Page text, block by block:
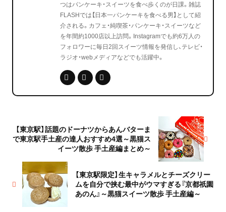
つはパンケーキ・スイーツを食べ歩くのが日課。雑誌
FLASHでは【日本一パンケーキを食べる男】として紹
介される。カフェ・純喫茶・パンケーキ・スイーツなど
を年間約1000店以上訪問。Instagramでも約6万人の
フォロワーに毎日2回スイーツ情報を発信し、テレビ・
ラジオ・webメディアなどでも活躍中。
【東京駅限定】生キャラメルとチーズクリー
ムを自分で挟む最中がウマすぎる『京都祇園
あのん』～黒猫スイーツ散歩 手土産編～
【東京駅】話題のドーナツからあんバターま
で東京駅手土産の達人おすすめ4選～黒猫ス
イーツ散歩 手土産編まとめ～